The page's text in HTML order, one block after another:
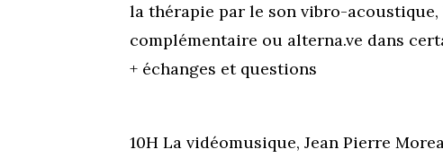
la thérapie par le son vibro-
complémentaire ou alterna.ve dans
+ échanges et questions
10H La vidéomusique, Jean Pierre